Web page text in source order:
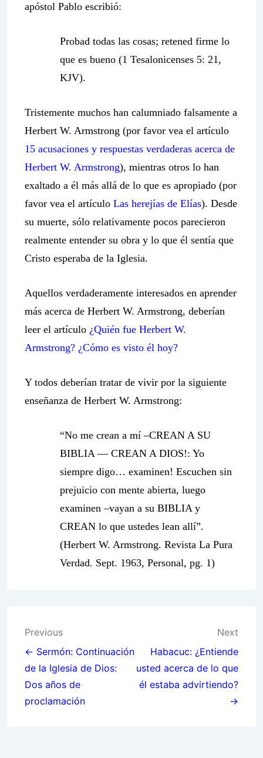
apóstol Pablo escribió:
Probad todas las cosas; retened firme lo
que es bueno (1 Tesalonicenses 5: 21,
KJV).
Tristemente muchos han calumniado falsamente a
Herbert W. Armstrong (por favor vea el artículo
15 acusaciones y respuestas verdaderas acerca de
Herbert W. Armstrong), mientras otros lo han
exaltado a él más allá de lo que es apropiado (por
favor vea el artículo Las herejías de Elías). Desde
su muerte, sólo relativamente pocos parecieron
realmente entender su obra y lo que él sentía que
Cristo esperaba de la Iglesia.
Aquellos verdaderamente interesados en aprender
más acerca de Herbert W. Armstrong, deberían
leer el artículo ¿Quién fue Herbert W.
Armstrong? ¿Cómo es visto él hoy?
Y todos deberían tratar de vivir por la siguiente
enseñanza de Herbert W. Armstrong:
“No me crean a mí–CREAN A SU
BIBLIA — CREAN A DIOS!: Yo
siempre digo… examinen! Escuchen sin
prejuicio con mente abierta, luego
examinen –vayan a su BIBLIA y
CREAN lo que ustedes lean allí”.
(Herbert W. Armstrong. Revista La Pura
Verdad. Sept. 1963, Personal, pg. 1)
Post
navigation
Previous
← Sermón: Continuación
de la Iglesia de Dios:
Dos años de
proclamación
Next
Habacuc: ¿Entiende
usted acerca de lo que
él estaba advirtiendo?
→